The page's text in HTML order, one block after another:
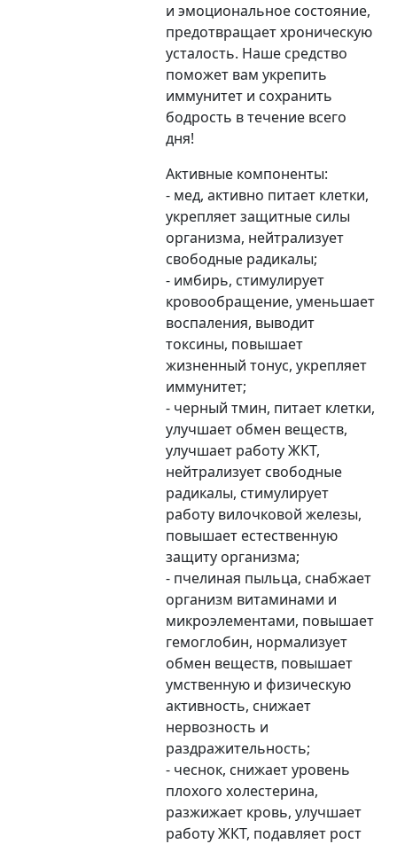
и эмоциональное состояние,
предотвращает хроническую
усталость. Наше средство
поможет вам укрепить
иммунитет и сохранить
бодрость в течение всего
дня!
Активные компоненты:
- мед, активно питает клетки,
укрепляет защитные силы
организма, нейтрализует
свободные радикалы;
- имбирь, стимулирует
кровообращение, уменьшает
воспаления, выводит
токсины, повышает
жизненный тонус, укрепляет
иммунитет;
- черный тмин, питает клетки,
улучшает обмен веществ,
улучшает работу ЖКТ,
нейтрализует свободные
радикалы, стимулирует
работу вилочковой железы,
повышает естественную
защиту организма;
- пчелиная пыльца, снабжает
организм витаминами и
микроэлементами, повышает
гемоглобин, нормализует
обмен веществ, повышает
умственную и физическую
активность, снижает
нервозность и
раздражительность;
- чеснок, снижает уровень
плохого холестерина,
разжижает кровь, улучшает
работу ЖКТ, подавляет рост